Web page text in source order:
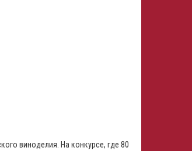
виноделия. На конкурсе, где 80